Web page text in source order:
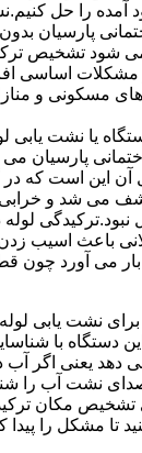
را حل
پارسیان بدون
شود تشخیص
مشکلات اساسی
های مسکونی و
یا نشت یابی
پارسیان می
آن این است که
می شد و
نبود.ترکیدگی
باعث اسیب
بار می آورد چون
نشت یابی لوله
دستگاه با
دهد یعنی اگر آب
نشت آب را
مکان
تا مشکل را پیدا